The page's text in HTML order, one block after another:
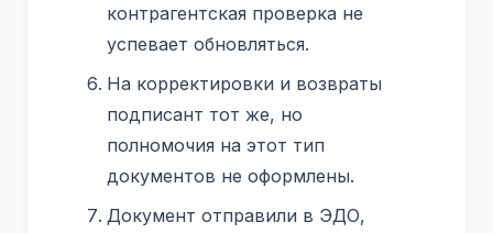
контрагентская проверка не
успевает обновляться.
На корректировки и возвраты
подписант тот же, но
полномочия на этот тип
документов не оформлены.
Документ отправили в ЭДО,